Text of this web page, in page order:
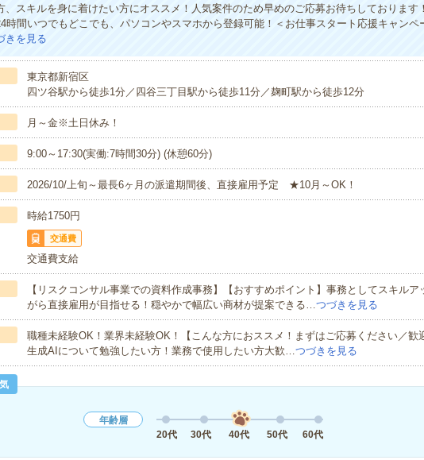
、スキルを身に着けたい方にオススメ！人気案件のため早めのご応募お待ちしております
時間いつでもどこでも、パソコンやスマホから登録可能！＜お仕事スタート応援キャンペ
きを見る
東京都新宿区
四ツ谷駅から徒歩1分／四谷三丁目駅から徒歩11分／麹町駅から徒歩12分
月～金※土日休み！
9:00～17:30(実働:7時間30分) (休憩60分)
2026/10/上旬～最長6ヶ月の派遣期間後、直接雇用予定 ★10月～OK！
時給1750円
交通費
交通費支給
【リスクコンサル事業での資料作成事務】【おすすめポイント】事務としてスキルア
がら直接雇用が目指せる！穏やかで幅広い商材が提案できる…つづきを見る
職種未経験OK！業界未経験OK！【こんな方におススメ！まずはご応募ください／歓
生成AIについて勉強したい方！業務で使用したい方大歓…つづきを見る
年齢層
20代
30代 40代 50代 60代